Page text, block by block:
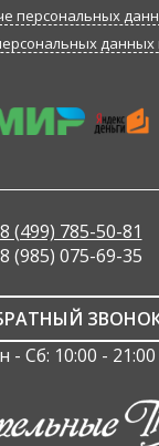
персональных
данных
8 (499) 785-50-81
8 (985) 075-69-35
- Сб: 10:00 - 21:00